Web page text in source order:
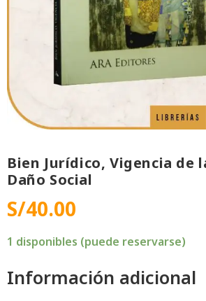
Bien Jurídico, Vigencia de
Daño Social
S/40.00
1 disponibles (puede reservarse)
Información adicional